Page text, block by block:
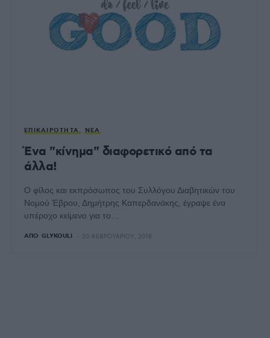
ΕΠΙΚΑΙΡΌΤΗΤΑ ΝΈΑ
Ένα "κίνημα" διαφορετικό από τα
άλλα!
Ο φίλος και εκπρόσωπος του Συλλόγου Διαβητικών του
Νομού Έβρου, Δημήτρης Καπερδανάκης, έγραψε ένα
υπέροχο κείμενο για το…
ΑΠΌ GLYKOULI 20 ΦΕΒΡΟΥΑΡΊΟΥ, 2018